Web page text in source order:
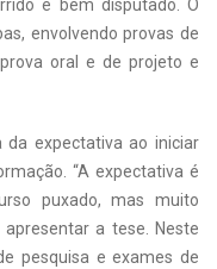
e bem disputado. O
envolvendo provas de
oral e de projeto e
da expectativa ao iniciar
“A expectativa é
puxado, mas muito
a tese. Neste
pesquisa e exames de